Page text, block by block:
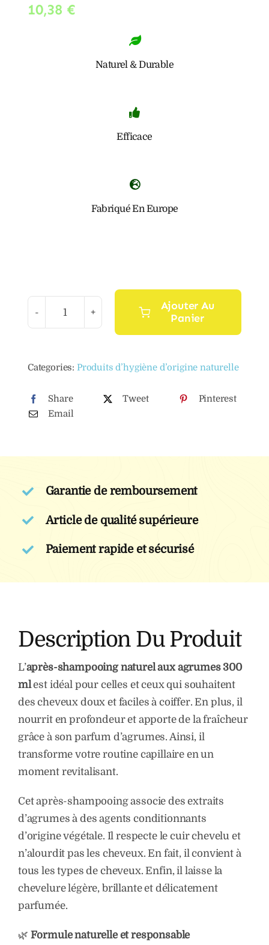
10,38 €
Naturel & Durable
Efficace
Fabriqué En Europe
shampooing
aux
ml
Ajouter Au
Panier
Categories: Produits d’hygiène d’origine naturelle
Share Tweet
Pinterest
Email
Garantie de remboursement
Article de qualité supérieure
Paiement rapide et sécurisé
Description Du Produit
L’après-shampooing naturel aux agrumes 300
mlest idéal pour celles et ceux qui souhaitent
des cheveux doux et faciles à coiffer. En plus, il
nourrit en profondeur et apporte de la fraîcheur
grâce à son parfum d’agrumes. Ainsi, il
transforme votre routine capillaire en un
moment revitalisant.
Cet après-shampooing associe des extraits
d’agrumes à des agents conditionnants
d’origine végétale. Il respecte le cuir chevelu et
n’alourdit pas les cheveux. En fait, il convient à
tous les types de cheveux. Enfin, il laisse la
chevelure légère, brillante et délicatement
parfumée.
🌿 Formule naturelle et responsable